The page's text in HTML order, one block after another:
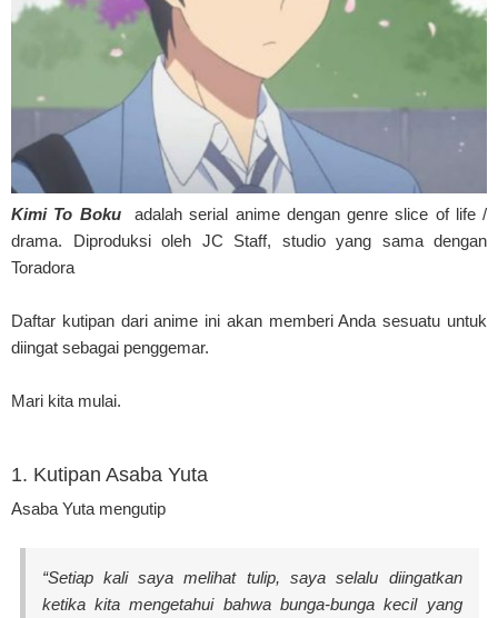
Kimi To Boku adalah serial anime dengan genre slice of life /
drama. Diproduksi oleh JC Staff, studio yang sama dengan
Toradora
Daftar kutipan dari anime ini akan memberi Anda sesuatu untuk
diingat sebagai penggemar.
Mari kita mulai.
1. Kutipan Asaba Yuta
Asaba Yuta mengutip
“Setiap kali saya melihat tulip, saya selalu diingatkan
ketika kita mengetahui bahwa bunga-bunga kecil yang